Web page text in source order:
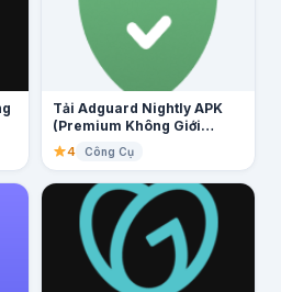
Tải Adguard Nightly APK
(Premium Không Giới
Hạn)...
4 Công Cụ